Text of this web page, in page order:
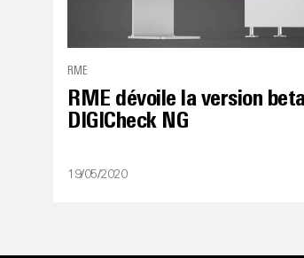
RME
RME dévoile la version
DIGICheck NG
19/05/2020